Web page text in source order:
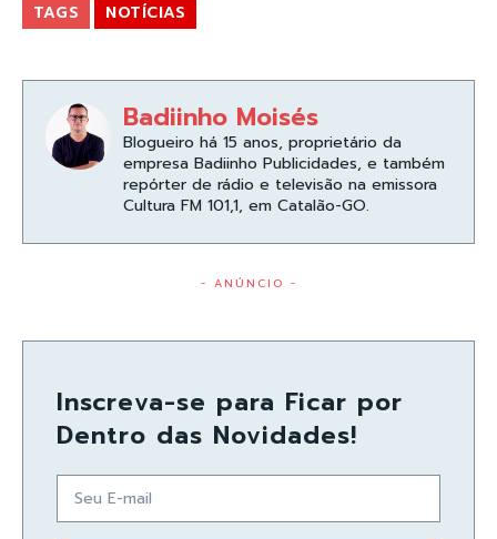
TAGS NOTÍCIAS
Badiinho Moisés
Blogueiro há 15 anos, proprietário da
empresa Badiinho Publicidades, e também
repórter de rádio e televisão na emissora
Cultura FM 101,1, em Catalão-GO.
- ANÚNCIO -
Inscreva-se para Ficar por
Dentro das Novidades!